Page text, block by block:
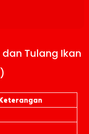
dan Tulang Ikan